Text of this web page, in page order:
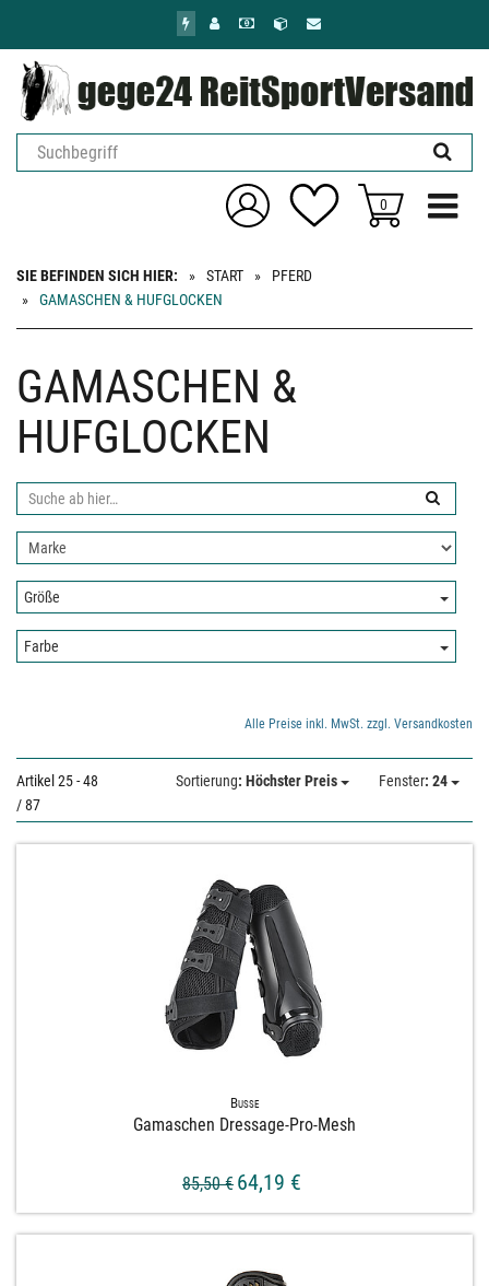
springen
0 Menü
SIE BEFINDEN SICH HIER: START
PFERD
GAMASCHEN & HUFGLOCKEN
GAMASCHEN &
HUFGLOCKEN
Suche
hier:
Nach
filtern:
Größe:
Größe
Farbe:
Farbe
Alle Preise inkl. MwSt. zzgl. Versandkosten
Artikel 25 - 48
/ 87
Sortierung: Höchster Preis Fenster: 24
Busse
Gamaschen Dressage-​Pro-​Mesh
85,50 € 64,19 €